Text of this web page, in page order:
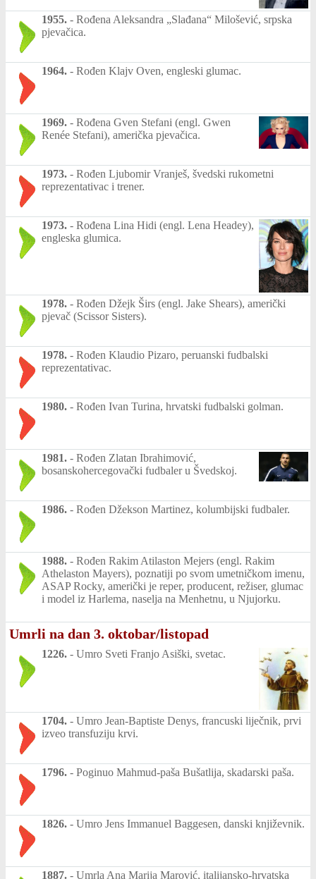
1955. - Rođena Aleksandra „Slađana“ Milošević, srpska
pjevačica.
1964. - Rođen Klajv Oven, engleski glumac.
1969. - Rođena Gven Stefani (engl. Gwen
Renée Stefani), američka pjevačica.
1973. - Rođen Ljubomir Vranješ, švedski rukometni
reprezentativac i trener.
1973. - Rođena Lina Hidi (engl. Lena Headey),
engleska glumica.
1978. - Rođen Džejk Širs (engl. Jake Shears), američki
pjevač (Scissor Sisters).
1978. - Rođen Klaudio Pizaro, peruanski fudbalski
reprezentativac.
1980. - Rođen Ivan Turina, hrvatski fudbalski golman.
1981. - Rođen Zlatan Ibrahimović,
bosanskohercegovački fudbaler u Švedskoj.
1986. - Rođen Džekson Martinez, kolumbijski fudbaler.
1988. - Rođen Rakim Atilaston Mejers (engl. Rakim
Athelaston Mayers), poznatiji po svom umetničkom imenu,
ASAP Rocky, američki je reper, producent, režiser, glumac
i model iz Harlema, naselja na Menhetnu, u Njujorku.
Umrli na dan 3. oktobar/listopad
1226. - Umro Sveti Franjo Asiški, svetac.
1704. - Umro Jean-Baptiste Denys, francuski liječnik, prvi
izveo transfuziju krvi.
1796. - Poginuo Mahmud-paša Bušatlija, skadarski paša.
1826. - Umro Jens Immanuel Baggesen, danski književnik.
1887. - Umrla Ana Marija Marović, italijansko-hrvatska